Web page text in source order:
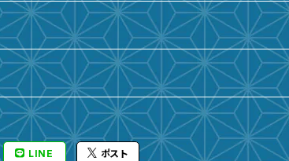
LINE ポスト